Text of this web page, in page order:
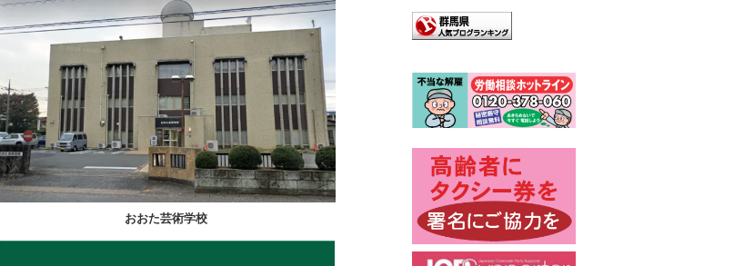
おおた芸術学校